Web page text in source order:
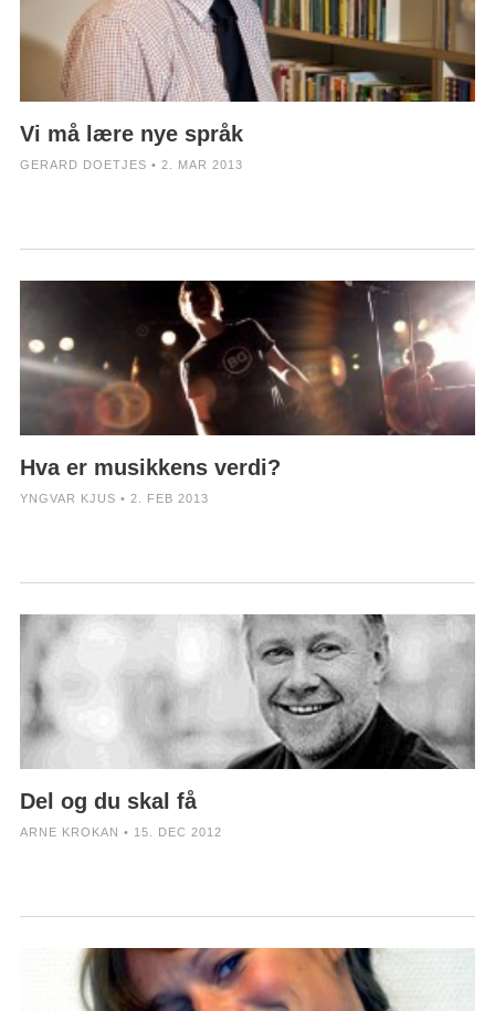
Vi må lære nye språk
GERARD DOETJES • 2. MAR 2013
Hva er musikkens verdi?
YNGVAR KJUS • 2. FEB 2013
Del og du skal få
ARNE KROKAN • 15. DEC 2012